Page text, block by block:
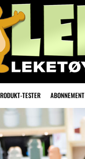
TESTER ABONNEMENT